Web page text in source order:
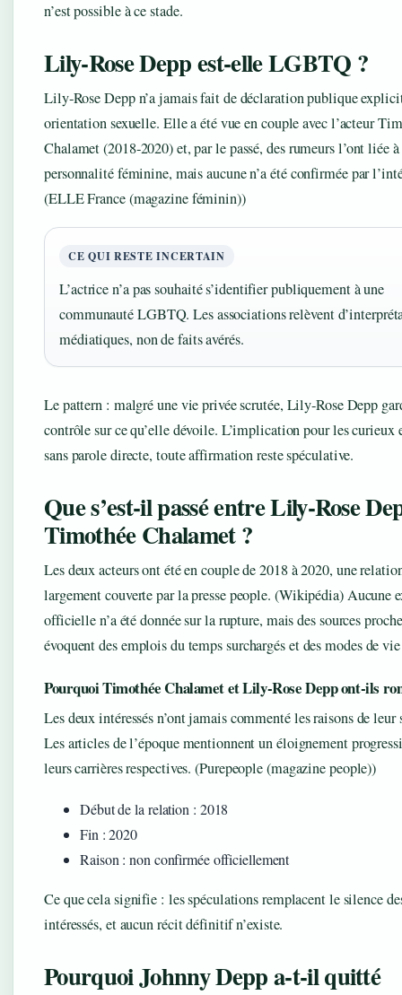
n’est possible à ce stade.
Lily‑Rose Depp est‑elle LGBTQ ?
Lily‑Rose Depp n’a jamais fait de déclaration publique
orientation sexuelle. Elle a été vue en couple avec l’acteur
Chalamet (2018‑2020) et, par le passé, des rumeurs l’ont liée
personnalité féminine, mais aucune n’a été confirmée par
(ELLE France (magazine féminin))
CE QUI RESTE INCERTAIN
L’actrice n’a pas souhaité s’identifier publiquement à une
communauté LGBTQ. Les associations relèvent
médiatiques, non de faits avérés.
Le pattern : malgré une vie privée scrutée, Lily‑Rose Depp
contrôle sur ce qu’elle dévoile. L’implication pour les curieux
sans parole directe, toute affirmation reste spéculative.
Que s’est‑il passé entre Lily‑Rose
Timothée Chalamet ?
Les deux acteurs ont été en couple de 2018 à 2020, une
largement couverte par la presse people. (Wikipédia)Aucune
officielle n’a été donnée sur la rupture, mais des sources
évoquent des emplois du temps surchargés et des modes de
Pourquoi Timothée Chalamet et Lily‑Rose Depp ont‑ils
Les deux intéressés n’ont jamais commenté les raisons de leur
Les articles de l’époque mentionnent un éloignement
leurs carrières respectives.(Purepeople (magazine people))
Début de la relation : 2018
Fin : 2020
Raison : non confirmée officiellement
Ce que cela signifie : les spéculations remplacent le silence
intéressés, et aucun récit définitif n’existe.
Pourquoi Johnny Depp a‑t‑il quitté